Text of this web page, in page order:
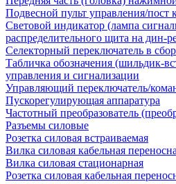
Подвесной пульт управления/пост
Световой индикатор (лампа
распределительного щита на дин-
Селекторный переключатель в
Табличка обозначения (шильдик-
управления и сигнализации
Управляющий переключатель/
Пускорегулирующая аппаратура
Частотный преобразователь
Разъемы силовые
Розетка силовая встраиваемая
Вилка силовая кабельная
Вилка силовая стационарная
Розетка силовая кабельная